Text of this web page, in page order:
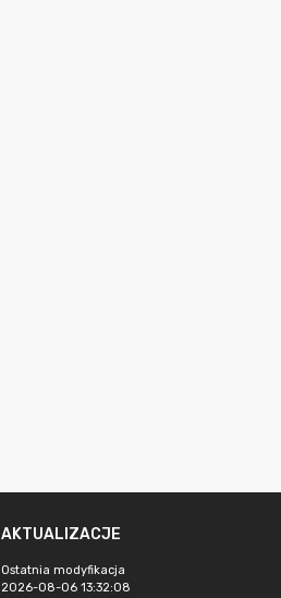
AKTUALIZACJE
Ostatnia modyfikacja
2026-08-06 13:32:08